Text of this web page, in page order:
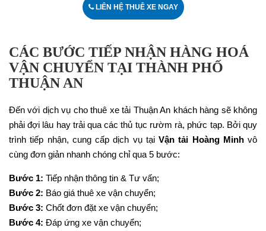
LIÊN HỆ THUÊ XE NGAY
CÁC BƯỚC TIẾP NHẬN HÀNG HOÁ
VẬN CHUYỂN TẠI THÀNH PHỐ
THUẬN AN
Đến với dịch vụ cho thuê xe tải Thuận An khách hàng sẽ không
phải đợi lâu hay trải qua các thủ tục rườm rà, phức tạp. Bởi quy
trình tiếp nhận, cung cấp dịch vụ tại Vận tải Hoàng Minhvô
cùng đơn giản nhanh chóng chỉ qua 5 bước:
Bước 1: Tiếp nhận thông tin & Tư vấn;
Bước 2: Báo giá thuê xe vận chuyển;
Bước 3: Chốt đơn đặt xe vận chuyển;
Bước 4: Đáp ứng xe vận chuyển;